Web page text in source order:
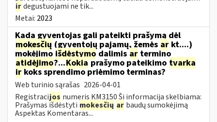
irdegustuojami ne tik...
Metai: 2023
Kada gyventojas gali pateikti prašymą dėl
mokesčių (gyventojų pajamų, žemės ar kt....)
mokėjimo išdėstymo dalimis ar termino
atidėjimo?...Kokiaprašymo pateikimo tvarka
irkoks sprendimo priėmimo terminas?
Web turinio sąrašas 2026-04-01
Registracijos numeris KM3150 Ši informacija skelbiama:
Prašymas išdėstyti mokesčių ar baudų sumokėjimą
Aspektas Komentaras...